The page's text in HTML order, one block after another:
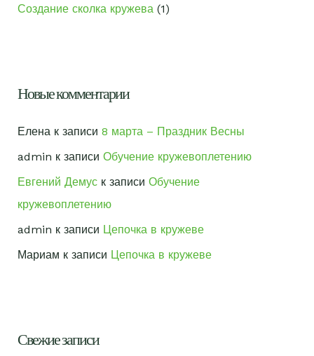
Создание сколка кружева (1)
Новые комментарии
Елена к записи 8 марта – Праздник Весны
admin к записи Обучение кружевоплетению
Евгений Демуск записи Обучение
кружевоплетению
admin к записи Цепочка в кружеве
Мариам к записи Цепочка в кружеве
Свежие записи